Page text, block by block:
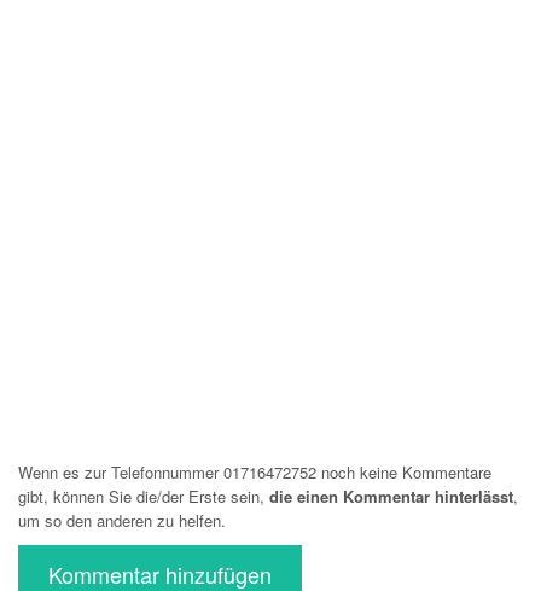
Wenn es zur Telefonnummer 01716472752 noch keine Kommentare
gibt, können Sie die/der Erste sein, die einen Kommentar hinterlässt,
um so den anderen zu helfen.
Kommentar hinzufügen